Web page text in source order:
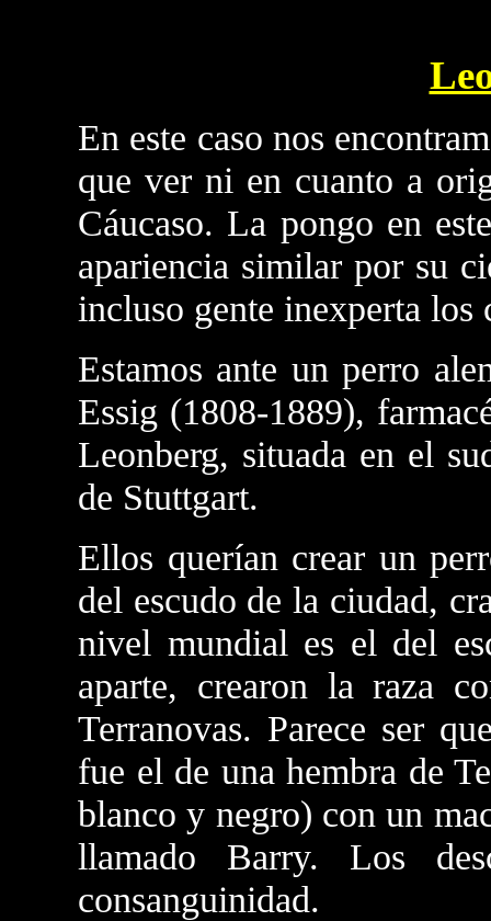
En este caso nos
que ver ni en cuanto a
Cáucaso. La pongo en
apariencia similar por su
incluso gente inexperta los
Estamos ante un perro
Essig (1808-1889),
Leonberg, situada en el
de Stuttgart.
Ellos querían crear un
del escudo de la ciudad,
nivel mundial es el del
aparte, crearon la raza
Terranovas. Parece ser
fue el de una hembra de
blanco y negro) con un
llamado Barry. Los
consanguinidad.